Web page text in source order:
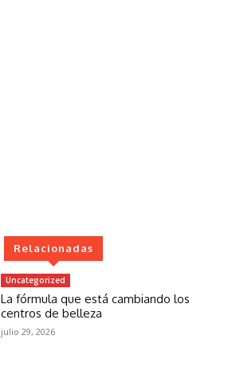
Relacionadas
Uncategorized
La fórmula que está cambiando los
centros de belleza
julio 29, 2026